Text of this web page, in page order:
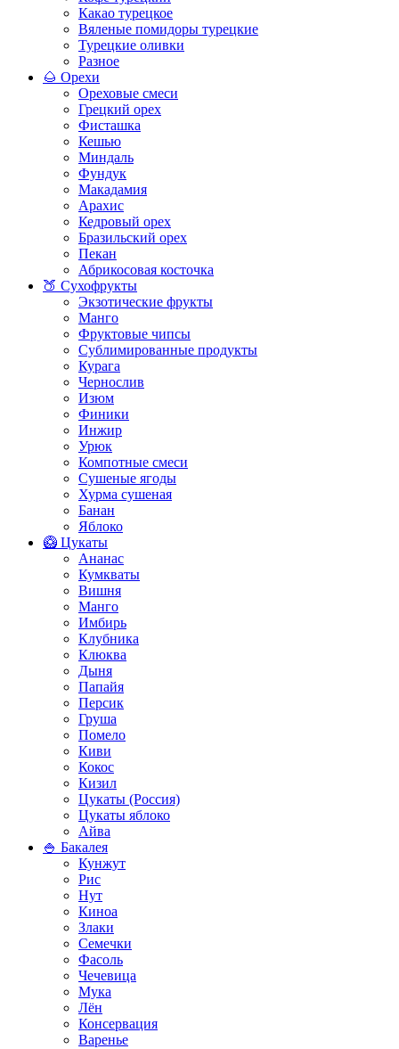
Какао турецкое
Вяленые помидоры турецкие
Турецкие оливки
Разное
🌰 Орехи
Ореховые смеси
Грецкий орех
Фисташка
Кешью
Миндаль
Фундук
Макадамия
Арахис
Кедровый орех
Бразильский орех
Пекан
Абрикосовая косточка
🍑 Сухофрукты
Экзотические фрукты
Манго
Фруктовые чипсы
Сублимированные продукты
Курага
Чернослив
Изюм
Финики
Инжир
Урюк
Компотные смеси
Сушеные ягоды
Хурма сушеная
Банан
Яблоко
🥝 Цукаты
Ананас
Кумкваты
Вишня
Манго
Имбирь
Клубника
Клюква
Дыня
Папайя
Персик
Груша
Помело
Киви
Кокос
Кизил
Цукаты (Россия)
Цукаты яблоко
Айва
🍚 Бакалея
Кунжут
Рис
Нут
Киноа
Злаки
Семечки
Фасоль
Чечевица
Мука
Лён
Консервация
Варенье